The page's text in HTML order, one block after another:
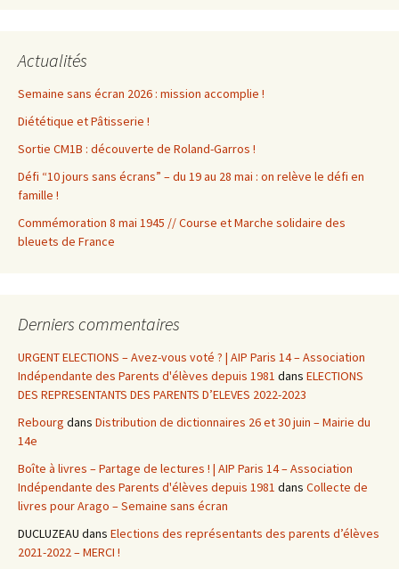
Actualités
Semaine sans écran 2026 : mission accomplie !
Diététique et Pâtisserie !
Sortie CM1B : découverte de Roland-Garros !
Défi “10 jours sans écrans” – du 19 au 28 mai : on relève le défi en
famille !
Commémoration 8 mai 1945 // Course et Marche solidaire des
bleuets de France
Derniers commentaires
URGENT ELECTIONS – Avez-vous voté ? | AIP Paris 14 – Association
Indépendante des Parents d'élèves depuis 1981 dans ELECTIONS
DES REPRESENTANTS DES PARENTS D’ELEVES 2022-2023
Rebourg dans Distribution de dictionnaires 26 et 30 juin – Mairie du
14e
Boîte à livres – Partage de lectures ! | AIP Paris 14 – Association
Indépendante des Parents d'élèves depuis 1981 dans Collecte de
livres pour Arago – Semaine sans écran
DUCLUZEAU dans Elections des représentants des parents d’élèves
2021-2022 – MERCI !